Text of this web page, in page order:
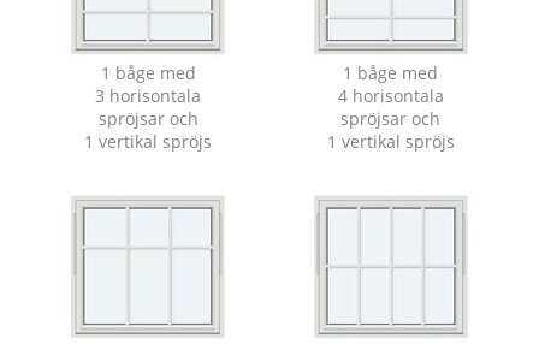
1 båge med
3 horisontala
spröjsar och
1 vertikal spröjs
1 båge med
4 horisontala
spröjsar och
1 vertikal spröjs